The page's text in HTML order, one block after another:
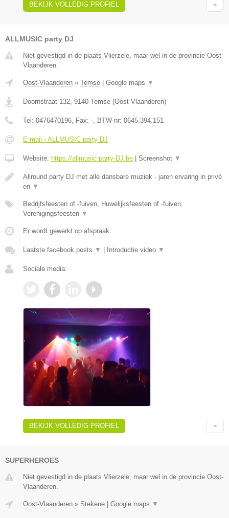
BEKIJK VOLLEDIG PROFIEL
ALLMUSIC party DJ
Niet gevestigd in de plaats Vlierzele, maar wel in de provincie Oost-
Vlaanderen.
Oost-Vlaanderen » Temse Google maps ▼
Doornstraat 132, 9140 Temse (Oost-Vlaanderen)
Tel: 0476470196, Fax: -, BTW-nr: 0645.394.151
E-mail › ALLMUSIC party DJ
Website: https://allmusic-party-DJ.be Screenshot ▼
Allround party DJ met alle dansbare muziek - jaren ervaring in privé
en ▼
Bedrijfsfeesten of -fuiven, Huwelijksfeesten of -fuiven,
Verenigingsfeesten ▼
Er wordt gewerkt op afspraak.
Laatste facebook posts ▼ Introductie video ▼
Sociale media:
BEKIJK VOLLEDIG PROFIEL
SUPERHEROES
Niet gevestigd in de plaats Vlierzele, maar wel in de provincie Oost-
Vlaanderen.
Oost-Vlaanderen » Stekene | Google maps ▼